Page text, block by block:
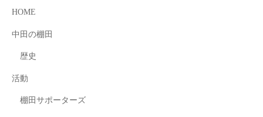
HOME
中田の棚田
歴史
活動
棚田サポーターズ